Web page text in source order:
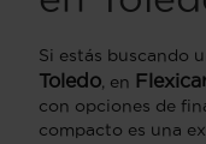
Si estás buscando
Toledo, en
con opciones de
compacto es una